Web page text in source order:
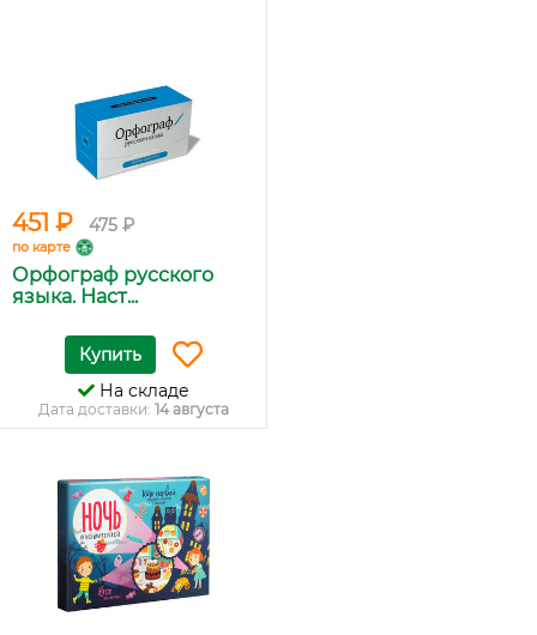
451 ₽ 475 ₽
по карте
Орфограф русского
языка. Наст...
Купить
На складе
Дата доставки: 14 августа